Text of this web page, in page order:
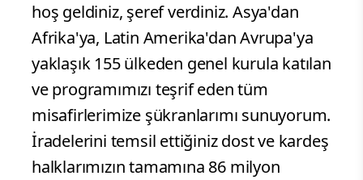
hoş geldiniz, şeref verdiniz. Asya'dan
Afrika'ya, Latin Amerika'dan Avrupa'ya
yaklaşık 155 ülkeden genel kurula katılan
ve programımızı teşrif eden tüm
misafirlerimize şükranlarımı sunuyorum.
İradelerini temsil ettiğiniz dost ve kardeş
halklarımızın tamamına 86 milyon